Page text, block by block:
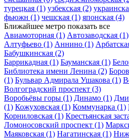
турецкая (1) узбекская (2)
фьюжн (1) чешская (1) японская (4)
Ближайшее метро показать все
Авиамоторная (1) Автозаводская (1)
Алтуфьево (1) Аннино (1)
Бабушкинская (2)
Баррикадная (1) Бауманская (1)
Библиотека имени Ленина (2)
(1) Бульвар Адмирала Ушакова (1)
Волгоградский проспект (3)
Воробьёвы горы (1) Динамо (1)
(1) Кожуховская (1) Коммунарка (1)
Корниловская (1) Крестьянская
Ломоносовский проспект (1)
Маяковская (1) Нагатинская (1)